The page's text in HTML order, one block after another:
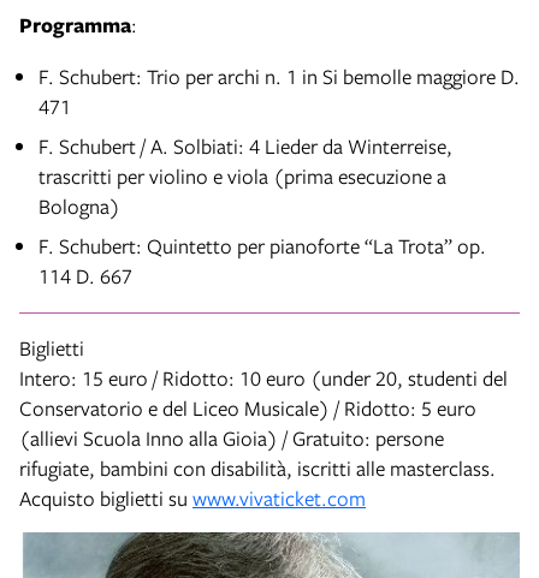
Programma:
F. Schubert: Trio per archi n. 1 in Si bemolle maggiore D.
471
F. Schubert / A. Solbiati: 4 Lieder da Winterreise,
trascritti per violino e viola (prima esecuzione a
Bologna)
F. Schubert: Quintetto per pianoforte “La Trota” op.
114 D. 667
Biglietti
Intero: 15 euro / Ridotto: 10 euro (under 20, studenti del
Conservatorio e del Liceo Musicale) / Ridotto: 5 euro
(allievi Scuola Inno alla Gioia) / Gratuito: persone
rifugiate, bambini con disabilità, iscritti alle masterclass.
Acquisto biglietti su www.vivaticket.com